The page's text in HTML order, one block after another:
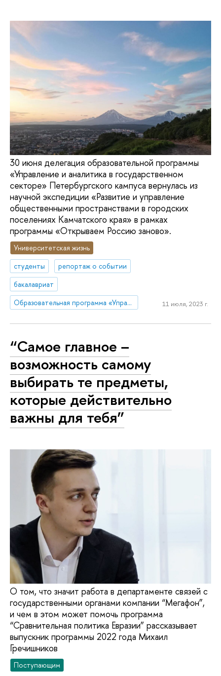
30 июня делегация образовательной программы
«Управление и аналитика в государственном
секторе» Петербургского кампуса вернулась из
научной экспедиции «Развитие и управление
общественными пространствами в городских
поселениях Камчатского края» в рамках
программы «Открываем Россию заново».
Университетская жизнь
студенты
репортаж о событии
бакалавриат
Образовательная программа «Управление и аналитика в государственном секторе»
11 июля, 2023 г.
“Самое главное –
возможность самому
выбирать те предметы,
которые действительно
важны для тебя”
О том, что значит работа в департаменте связей с
государственными органами компании “Мегафон”,
и чем в этом может помочь программа
“Сравнительная политика Евразии” рассказывает
выпускник программы 2022 года Михаил
Гречишников
Поступающим